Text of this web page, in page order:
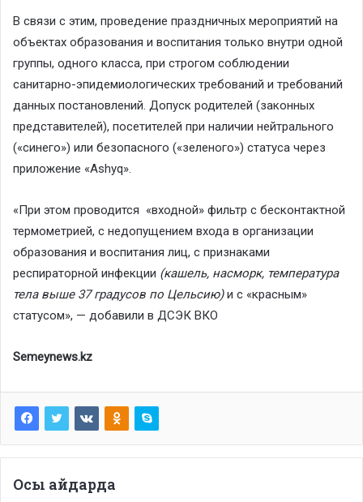
В связи с этим, проведение праздничных мероприятий на
объектах образования и воспитания только внутри одной
группы, одного класса, при строгом соблюдении
санитарно-эпидемиологических требований и требований
данных постановлений. Допуск родителей (законных
представителей), посетителей при наличии нейтрального
(«синего») или безопасного («зеленого») статуса через
приложение «Ashyq».
«При этом проводится «входной» фильтр с бесконтактной
термометрией, с недопущением входа в организации
образования и воспитания лиц, с признаками
респираторной инфекции (кашель, насморк, температура
тела выше 37 градусов по Цельсию)и с «красным»
статусом», — добавили в ДСЭК ВКО
Semeynews.kz
Осы айдарда